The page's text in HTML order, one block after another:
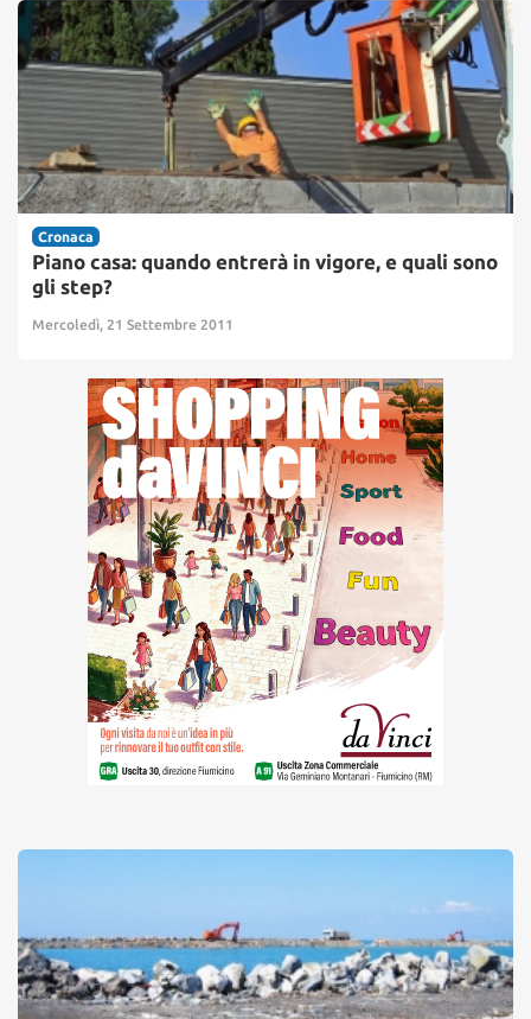
Cronaca
Piano casa: quando entrerà in vigore, e quali sono
gli step?
Mercoledì, 21 Settembre 2011